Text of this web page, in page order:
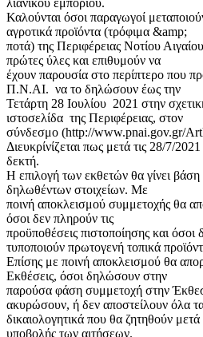
Καλούνται όσοι παραγωγοί
αγροτικά προϊόντα (τρόφιμα &amp;
ποτά) της Περιφέρειας Νοτίου
πρώτες ύλες και επιθυμούν να
έχουν παρουσία στο περίπτερο που
Π.Ν.ΑΙ. να το δηλώσουν έως την
Τετάρτη 28 Ιουλίου 2021 στην
ιστοσελίδα της Περιφέρειας, στον
σύνδεσμο (http://www.pnai.gov.gr/
Διευκρίνίζεται πως μετά τις 28/7/
δεκτή.
Η επιλογή των εκθετών θα γίνει βάση
δηλωθέντων στοιχείων. Με
ποινή αποκλεισμού συμμετοχής θα
όσοι δεν πληρούν τις
προϋποθέσεις πιστοποίησης και όσοι
τυποποιούν πρωτογενή τοπικά
Επίσης με ποινή αποκλεισμού θα
Εκθέσεις, όσοι δηλώσουν στην
παρούσα φάση συμμετοχή στην
ακυρώσουν, ή δεν αποστείλουν όλα
δικαιολογητικά που θα ζητηθούν
υποβολής των αιτήσεων.